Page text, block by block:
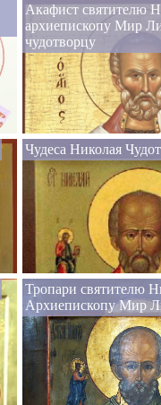
Акафист святителю
архиепископу Мир
чудотворцу
Чудеса Николая
Тропари святителю
Архиепископу Мир